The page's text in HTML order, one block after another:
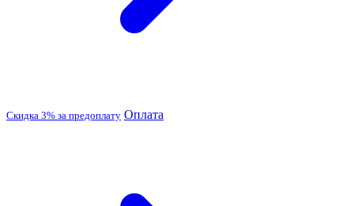
Скидка 3% за предоплату Оплата